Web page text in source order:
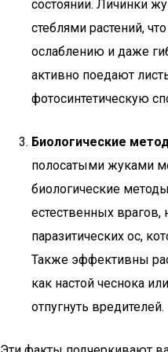
состоянии. Личинки
стеблями растений,
ослаблению и даже
активно поедают
фотосинтетическую
Биологические
полосатыми жуками
биологические
естественных
паразитических ос,
Также эффективны
как настой чеснока
отпугнуть вредителей.